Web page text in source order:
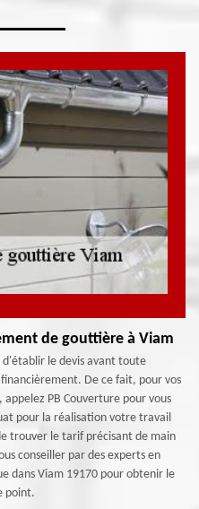
de gouttière à Viam
d'établir le devis avant toute
De ce fait, pour vos
PB Couverture pour vous
pour la réalisation votre travail
trouver le tarif précisant de main
conseiller par des experts en
dans Viam 19170 pour obtenir le
point.